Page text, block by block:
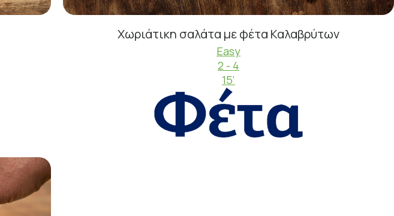
Χωριάτικη σαλάτα με φέτα Καλαβρύτων
Easy
2 - 4
15'